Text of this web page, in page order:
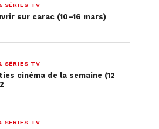
SÉRIES TV
sur carac (10–16 mars)
SÉRIES TV
cinéma de la semaine (12
SÉRIES TV